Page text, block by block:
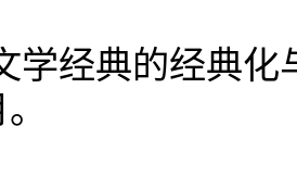
学经典的经典